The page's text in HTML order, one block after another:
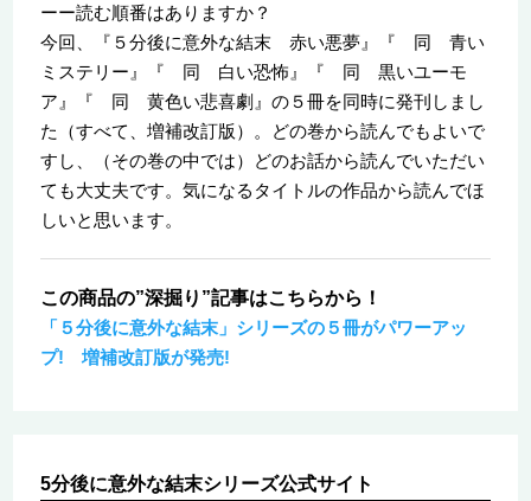
ーー読む順番はありますか？
今回、『５分後に意外な結末 赤い悪夢』『 同 青い
ミステリー』『 同 白い恐怖』『 同 黒いユーモ
ア』『 同 黄色い悲喜劇』の５冊を同時に発刊しまし
た（すべて、増補改訂版）。どの巻から読んでもよいで
すし、（その巻の中では）どのお話から読んでいただい
ても大丈夫です。気になるタイトルの作品から読んでほ
しいと思います。
この商品の”深掘り”記事はこちらから！
「５分後に意外な結末」シリーズの５冊がパワーアッ
プ! 増補改訂版が発売!
5分後に意外な結末シリーズ公式サイト